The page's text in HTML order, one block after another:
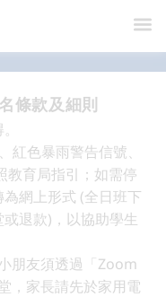
條款及細則
紅色暴雨警告信號、
教育局指引；如需停
網上形式 (全日班下
退款)，以協助學生
朋友須透過「Zoom
，家長請先於家用電